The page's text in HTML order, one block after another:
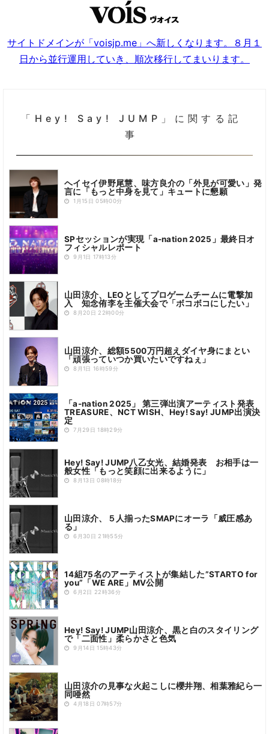
サイトドメインが「voisjp.me」へ新しくなります。８月１
日から並行運用していき、順次移行してまいります。
「Hey! Say! JUMP」に関する記
事
ヘイセイ伊野尾慧、味方良介の「外見が可愛い」発
言に「もっと中身を見て」キュートに懇願
1月15日 05時00分
SPセッションが実現「a-nation 2025」最終日オ
フィシャルレポート
9月1日 17時13分
山田涼介、LEOとしてプロゲームチームに電撃加
入 知念侑李を主催大会で「ボコボコにしたい」
8月20日 22時00分
山田涼介、総額5500万円超えダイヤ身にまとい
「頑張っていつか買いたいですねぇ」
8月1日 16時59分
「a-nation 2025」 第三弾出演アーティスト発表
TREASURE、NCT WISH、Hey! Say! JUMP出演決
定
7月29日 18時29分
Hey! Say! JUMP八乙女光、結婚発表 お相手は一
般女性「もっと笑顔に出来るように」
8月13日 08時18分
山田涼介、５人揃ったSMAPにオーラ「威圧感あ
る」
6月30日 21時55分
14組75名のアーティストが集結した”STARTO for
you”「WE ARE」MV公開
6月2日 22時36分
Hey! Say! JUMP山田涼介、黒と白のスタイリング
で「二面性」柔らかさと色気
9月14日 15時43分
山田涼介の見事な火起こしに櫻井翔、相葉雅紀ら一
同唖然
4月18日 07時57分